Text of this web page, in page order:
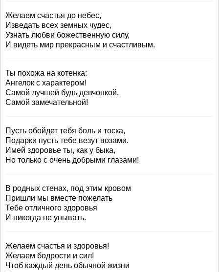
Желаем счастья до небес,
Изведать всех земных чудес,
Узнать любви божественную силу,
И видеть мир прекрасным и счастливым.
Ты похожа на котенка:
Ангелок с характером!
Самой лучшей будь девчонкой,
Самой замечательной!
Пусть обойдет тебя боль и тоска,
Подарки пусть тебе везут возами.
Имей здоровье ты, как у быка,
Но только с очень добрыми глазами!
В родных стенах, под этим кровом
Пришли мы вместе пожелать
Тебе отличного здоровья
И никогда не унывать.
Желаем счастья и здоровья!
Желаем бодрости и сил!
Чтоб каждый день обычной жизни